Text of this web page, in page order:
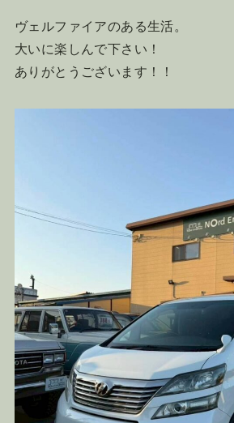
ヴェルファイアのある生活。
大いに楽しんで下さい！
ありがとうございます！！